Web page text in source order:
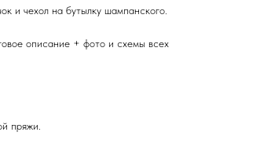
и чехол на бутылку шампанского.
описание + фото и схемы всех
пряжи.